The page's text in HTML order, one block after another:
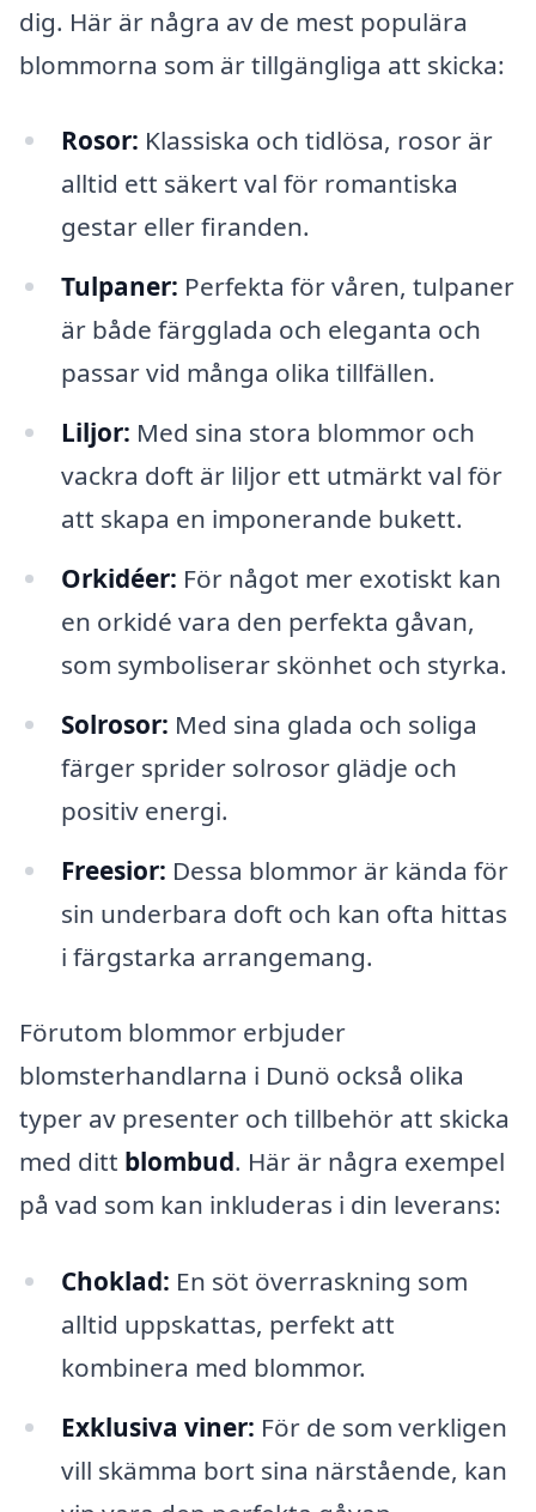
dig. Här är några av de mest populära
blommorna som är tillgängliga att skicka:
Rosor: Klassiska och tidlösa, rosor är
alltid ett säkert val för romantiska
gestar eller firanden.
Tulpaner: Perfekta för våren, tulpaner
är både färgglada och eleganta och
passar vid många olika tillfällen.
Liljor: Med sina stora blommor och
vackra doft är liljor ett utmärkt val för
att skapa en imponerande bukett.
Orkidéer: För något mer exotiskt kan
en orkidé vara den perfekta gåvan,
som symboliserar skönhet och styrka.
Solrosor: Med sina glada och soliga
färger sprider solrosor glädje och
positiv energi.
Freesior: Dessa blommor är kända för
sin underbara doft och kan ofta hittas
i färgstarka arrangemang.
Förutom blommor erbjuder
blomsterhandlarna i Dunö också olika
typer av presenter och tillbehör att skicka
med ditt blombud. Här är några exempel
på vad som kan inkluderas i din leverans:
Choklad: En söt överraskning som
alltid uppskattas, perfekt att
kombinera med blommor.
Exklusiva viner: För de som verkligen
vill skämma bort sina närstående, kan